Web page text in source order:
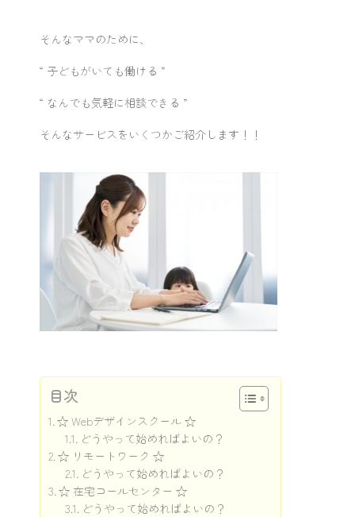
そんなママのために、
“ 子どもがいても働ける ”
“ なんでも気軽に相談できる ”
そんなサービスをいくつかご紹介します！！
目次
☆ Webデザインスクール ☆
どうやって始めればよいの？
☆ リモートワーク ☆
どうやって始めればよいの？
☆ 在宅コールセンター ☆
どうやって始めればよいの？